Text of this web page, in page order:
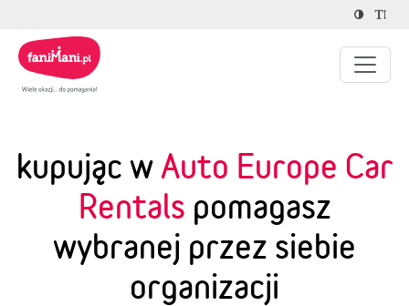
kupując w Auto Europe Car
Rentals pomagasz
wybranej przez siebie
organizacji